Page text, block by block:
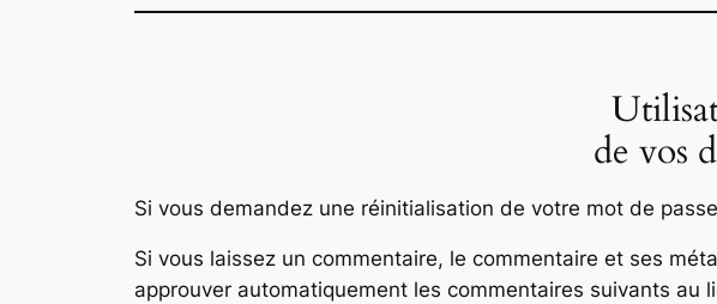
de vos
Si vous demandez une réinitialisation de votre mot de
Si vous laissez un commentaire, le commentaire et ses
approuver automatiquement les commentaires suivants au